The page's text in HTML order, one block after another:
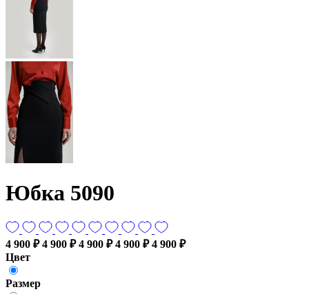
Юбка 5090
4 900 ₽ 4 900 ₽ 4 900 ₽ 4 900 ₽ 4 900 ₽
Цвет
Размер